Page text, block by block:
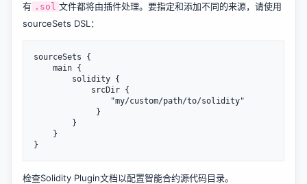
有 .sol 文件都将由插件处理。要指定和添加不同的来源，请使用
sourceSets DSL：
sourceSets {
检查Solidity Plugin文档以配置智能合约源代码目录。